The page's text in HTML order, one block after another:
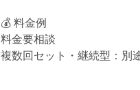
💰 料金例
料金要相談
複数回セット・継続型：別